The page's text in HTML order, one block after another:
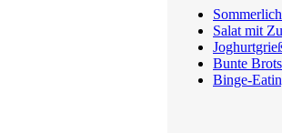
Salat mit
Bunte
Binge-